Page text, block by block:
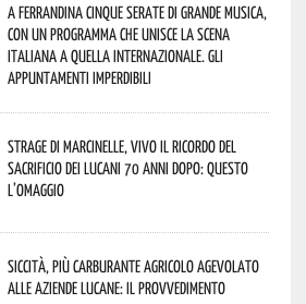
A Ferrandina cinque serate di grande musica,
con un programma che unisce la scena
italiana a quella internazionale. Gli
appuntamenti imperdibili
Strage di Marcinelle, vivo il ricordo del
sacrificio dei lucani 70 anni dopo: questo
l’omaggio
Siccità, più carburante agricolo agevolato
alle aziende lucane: il provvedimento